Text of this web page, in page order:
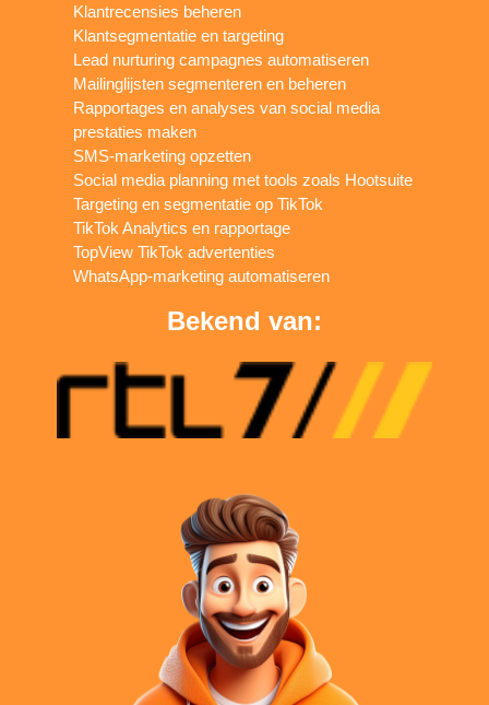
Klantrecensies beheren
Klantsegmentatie en targeting
Lead nurturing campagnes automatiseren
Mailinglijsten segmenteren en beheren
Rapportages en analyses van social media
prestaties maken
SMS-marketing opzetten
Social media planning met tools zoals Hootsuite
Targeting en segmentatie op TikTok
TikTok Analytics en rapportage
TopView TikTok advertenties
WhatsApp-marketing automatiseren
Bekend van: